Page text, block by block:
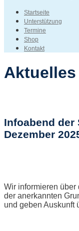
Startseite
Unterstützung
Termine
Shop
Kontakt
Aktuelles
Infoabend der
Dezember
Wir informieren
der anerkannten
und geben Auskunft